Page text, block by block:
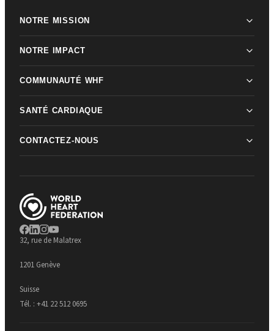
NOTRE MISSION
NOTRE IMPACT
COMMUNAUTÉ WHF
SANTÉ CARDIAQUE
CONTACTEZ-NOUS
32, rue de Malatrex
1201 Genève
Suisse
Tél. : +41 22 512 0695